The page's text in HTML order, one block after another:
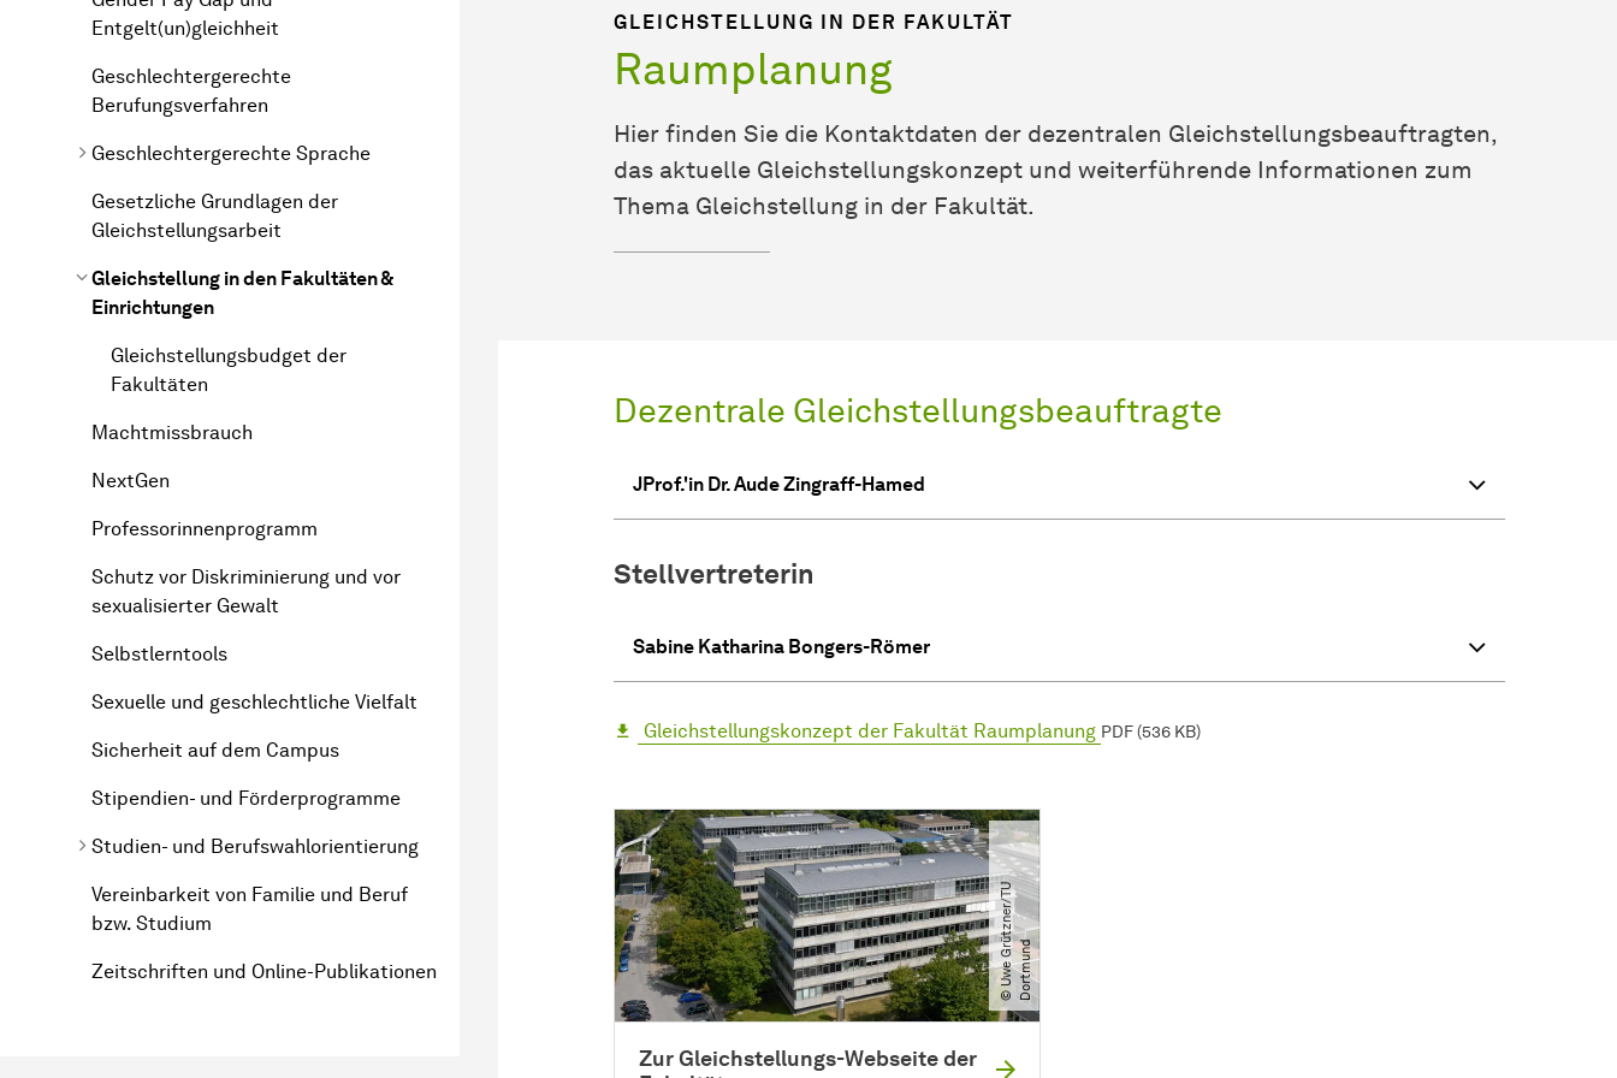
Entgelt(un)gleichheit
Geschlechtergerechte
Berufungsverfahren
Geschlechtergerechte Sprache
Gesetzliche Grundlagen der
Gleichstellungsarbeit
Gleichstellung in den Fakultäten &
Einrichtungen
Gleichstellungsbudget der
Fakultäten
Machtmissbrauch
NextGen
Professorinnenprogramm
Schutz vor Diskriminierung und vor
sexualisierter Gewalt
Selbstlerntools
Sexuelle und geschlechtliche Vielfalt
Sicherheit auf dem Campus
Stipendien- und Förderprogramme
Studien- und Berufswahlorientierung
Vereinbarkeit von Familie und Beruf
bzw. Studium
Zeitschriften und Online-Publikationen
GLEICHSTELLUNG IN DER FAKULTÄT
Raumplanung
Hier finden Sie die Kontaktdaten der dezentralen Gleichstellungsbeauftragten,
das aktuelle Gleichstellungskonzept und weiterführende Informationen zum
Thema Gleichstellung in der Fakultät.
Dezentrale Gleichstellungsbeauftragte
JProf.'in Dr. Aude Zingraff-Hamed
Stellvertreterin
Sabine Katharina Bongers-Römer
Gleichstellungskonzept der Fakultät Raumplanung PDF (536 KB)
©
U
w
e
G
rü
t
z
n
e
r​
/​
T
U
D
o
r
t
m
u
nd
Zur Gleichstellungs-Webseite der